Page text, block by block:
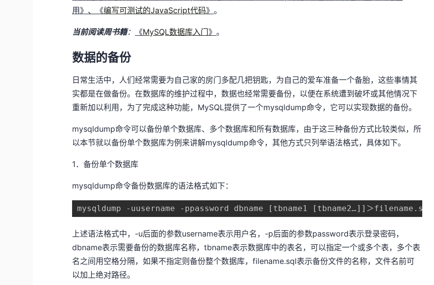
用》、《编写可测试的JavaScript代码》。
当前阅读周书籍： 《MySQL数据库入门》。
数据的备份
日常生活中，人们经常需要为自己家的房门多配几把钥匙，为自己的爱车准备一个备胎，这些事情其
实都是在做备份。在数据库的维护过程中，数据也经常需要备份，以便在系统遭到破坏或其他情况下
重新加以利用，为了完成这种功能，MySQL提供了一个mysqldump命令，它可以实现数据的备份。
mysqldump命令可以备份单个数据库、多个数据库和所有数据库，由于这三种备份方式比较类似，所
以本节就以备份单个数据库为例来讲解mysqldump命令，其他方式只列举语法格式，具体如下。
1．备份单个数据库
mysqldump命令备份数据库的语法格式如下：
mysqldump -uusername -ppassword dbname [tbname1 [tbname2…]]＞filename.sql
上述语法格式中，-u后面的参数username表示用户名，-p后面的参数password表示登录密码，
dbname表示需要备份的数据库名称，tbname表示数据库中的表名，可以指定一个或多个表，多个表
名之间用空格分隔，如果不指定则备份整个数据库，filename.sql表示备份文件的名称，文件名前可
以加上绝对路径。